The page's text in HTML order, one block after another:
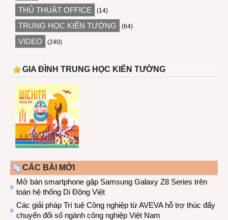
THỦ THUẬT OFFICE (14)
TRUNG HỌC KIẾN TƯỜNG (64)
VIDEO (240)
GIA ĐÌNH TRUNG HỌC KIẾN TƯỜNG
CÁC BÀI MỚI
Mở bán smartphone gập Samsung Galaxy Z8 Series trên
toàn hệ thống Di Động Việt
Các giải pháp Trí tuệ Công nghiệp từ AVEVA hỗ trợ thúc đẩy
chuyển đổi số ngành công nghiệp Việt Nam